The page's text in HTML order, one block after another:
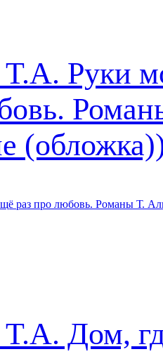
раз про любовь. Романы Т.